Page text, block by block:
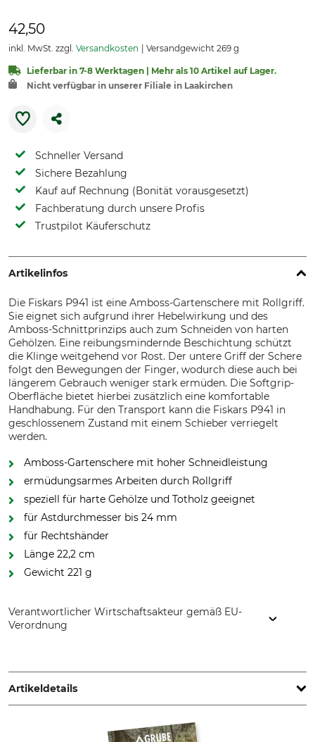
42,50
inkl. MwSt. zzgl. Versandkosten Versandgewicht 269 g
Lieferbar in 7-8 Werktagen | Mehr als 10 Artikel auf Lager.
Nicht verfügbar in unserer Filiale in Laakirchen
Schneller Versand
Sichere Bezahlung
Kauf auf Rechnung (Bonität vorausgesetzt)
Fachberatung durch unsere Profis
Trustpilot Käuferschutz
Artikelinfos
Die Fiskars P941 ist eine Amboss-Gartenschere mit Rollgriff.
Sie eignet sich aufgrund ihrer Hebelwirkung und des
Amboss-Schnittprinzips auch zum Schneiden von harten
Gehölzen. Eine reibungsmindernde Beschichtung schützt
die Klinge weitgehend vor Rost. Der untere Griff der Schere
folgt den Bewegungen der Finger, wodurch diese auch bei
längerem Gebrauch weniger stark ermüden. Die Softgrip-
Oberfläche bietet hierbei zusätzlich eine komfortable
Handhabung. Für den Transport kann die Fiskars P941 in
geschlossenem Zustand mit einem Schieber verriegelt
werden.
Amboss-Gartenschere mit hoher Schneidleistung
ermüdungsarmes Arbeiten durch Rollgriff
speziell für harte Gehölze und Totholz geeignet
für Astdurchmesser bis 24 mm
für Rechtshänder
Länge 22,2 cm
Gewicht 221 g
Verantwortlicher Wirtschaftsakteur gemäß EU-
Verordnung
Finland, www.fiskars.com
Artikeldetails
Schnittprinzip